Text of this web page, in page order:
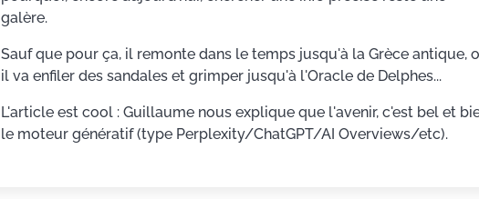
galère.
Sauf que pour ça, il remonte dans le temps jusqu'à la Grèce antique,
il va enfiler des sandales et grimper jusqu'à l'Oracle de Delphes...
L'article est cool : Guillaume nous explique que l'avenir, c'est bel et
le moteur génératif (type Perplexity/ChatGPT/AI Overviews/etc).